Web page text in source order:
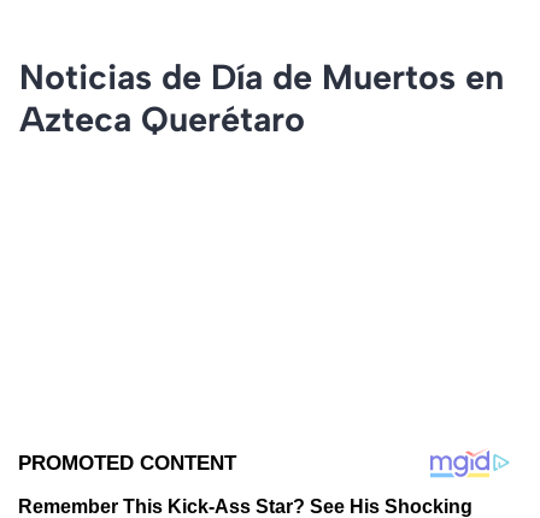
Noticias de Día de Muertos en
Azteca Querétaro